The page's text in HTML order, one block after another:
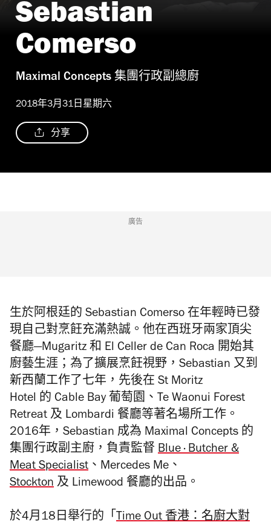
Sebastian
Comerso
Maximal Concepts 集團行政副總廚
2018年3月31日星期六
分享
廣告
生於阿根廷的 Sebastian Comerso 在年輕時已發
現自己對烹飪充滿熱誠。他在西班牙兩家頂尖
餐廳—Mugaritz 和 El Celler de Can Roca 開始其
廚藝生涯；為了擴展烹飪視野， Sebastian 又到
新西蘭工作了七年，先後在 St Moritz
Hotel 的 Cable Bay 葡萄園、 Te Waonui Forest
Retreat 及 Lombardi 餐廳等著名場所工作。
2016年， Sebastian 成為 Maximal Concepts 的
集團行政副主廚，負責監督 Blue · Butcher &
Meat Specialist 、 Mercedes Me 、
Stockton 及 Limewood 餐廳的出品。
於4月 18 日舉行的「 Time Out香港：名廚大對